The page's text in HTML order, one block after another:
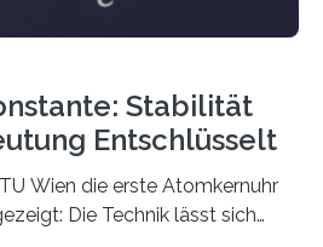
Stabilität
Entschlüsselt
Wien die erste Atomkernuhr
Die Technik lässt sich